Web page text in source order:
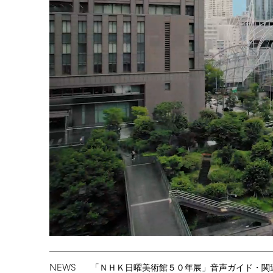
NEWS 「ＮＨＫ日曜美術館５０年展」音声ガイド・